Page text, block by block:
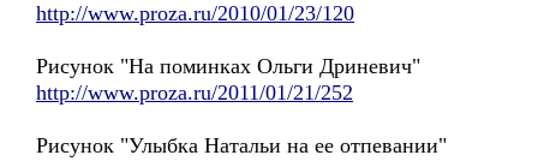
http://www.proza.ru/2010/01/23/120
Рисунок "На поминках Ольги Дриневич"
http://www.proza.ru/2011/01/21/252
Рисунок "Улыбка Натальи на ее отпевании"